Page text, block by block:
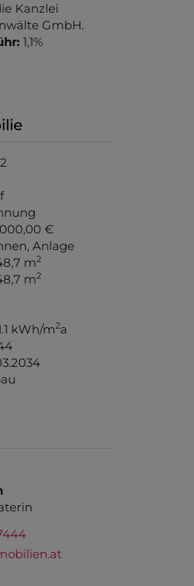
Kanzlei
GmbH.
1,1%
€
Anlage
m2
m2
kWh/m2a